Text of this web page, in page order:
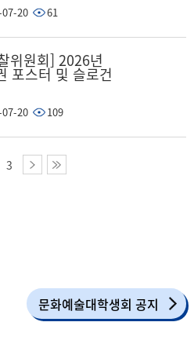
20 61
위원회] 2026년
포스터 및 슬로건
20 109
3
문화예술대학생회 공지